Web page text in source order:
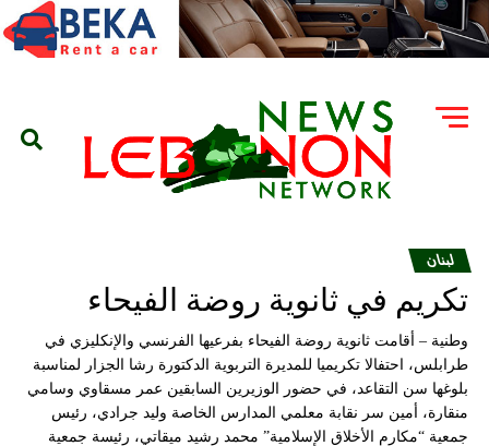
لبنان
تكريم في ثانوية روضة الفيحاء
وطنية – أقامت ثانوية روضة الفيحاء بفرعيها الفرنسي والإنكليزي في
طرابلس، احتفالا تكريميا للمديرة التربوية الدكتورة رشا الجزار لمناسبة
بلوغها سن التقاعد، في حضور الوزيرين السابقين عمر مسقاوي وسامي
منقارة، أمين سر نقابة معلمي المدارس الخاصة وليد جرادي، رئيس
جمعية “مكارم الأخلاق الإسلامية” محمد رشيد ميقاتي، رئيسة جمعية